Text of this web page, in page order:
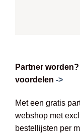
Partner
voordelen ->
Met een gratis
webshop met
bestellijsten per